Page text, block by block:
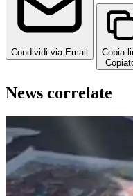
Condividi via Email
Copia
News correlate